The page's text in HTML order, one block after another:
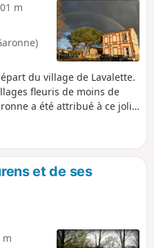
m
du village de Lavalette.
fleuris de moins de
a été attribué à ce joli
et de ses
m